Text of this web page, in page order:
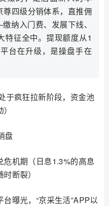
四级分销体系，直推佣
纳入门费、发展下线、
特征全中。提现额度从1
台在升级，是操盘手在
于疯狂拉新阶段，资金池
盘
机期（日息1.3%的高息
断裂）
曝光，“京采生活”APP以